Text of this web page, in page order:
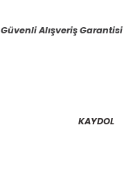
Güvenli Alışveriş Garantisi
KAYDOL